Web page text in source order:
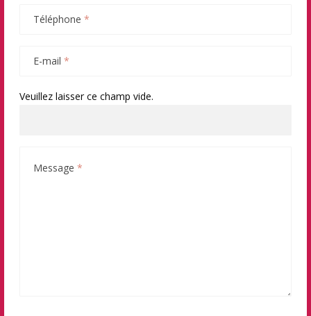
Téléphone *
E-mail *
Veuillez laisser ce champ vide.
Message *